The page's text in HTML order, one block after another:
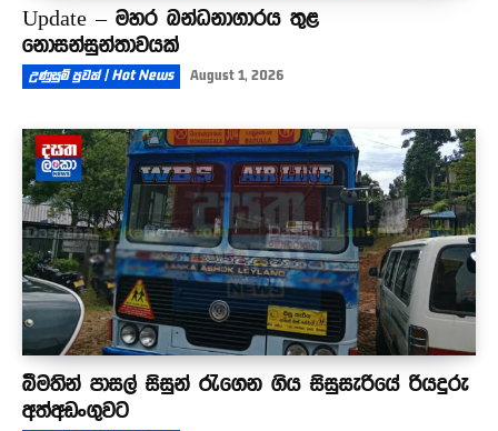
Update – මහර බන්ධනාගාරය තුළ
නොසන්සුන්තාවයක්
උණුසුම් පුවත් | Hot News August 1, 2026
බීමතින් පාසල් සිසුන් රැගෙන ගිය සිසුසැරියේ රියදුරු
අත්අඩංගුවට